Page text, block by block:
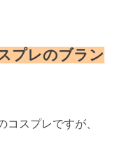
プレのブラン
スプレですが、